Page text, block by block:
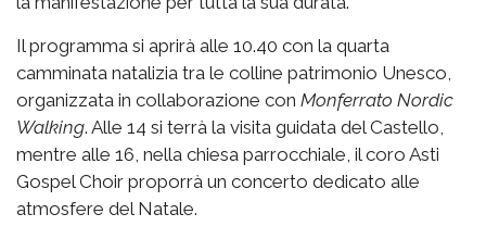
Il programma si aprirà alle 10.40 con la quarta
camminata natalizia tra le colline patrimonio Unesco,
organizzata in collaborazione con Monferrato Nordic
Walking. Alle 14 si terrà la visita guidata del Castello,
mentre alle 16, nella chiesa parrocchiale, il coro Asti
Gospel Choir proporrà un concerto dedicato alle
atmosfere del Natale.